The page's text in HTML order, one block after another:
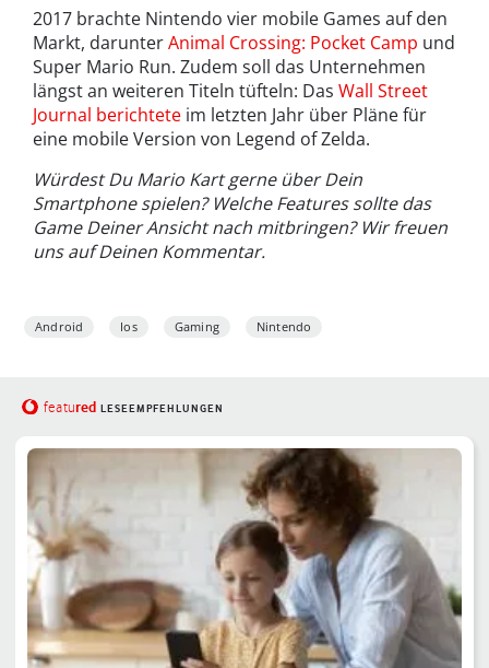
2017 brachte Nintendo vier mobile Games auf den
Markt, darunterAnimal Crossing: Pocket Camp und
Super Mario Run. Zudem soll das Unternehmen
längst an weiteren Titeln tüfteln: Das Wall Street
Journal berichtete im letzten Jahr über Pläne für
eine mobile Version von Legend of Zelda.
Würdest Du Mario Kart gerne über Dein
Smartphone spielen? Welche Features sollte das
Game Deiner Ansicht nach mitbringen? Wir freuen
uns auf Deinen Kommentar.
Android Ios Gaming Nintendo
featured LESEEMPFEHLUNGEN